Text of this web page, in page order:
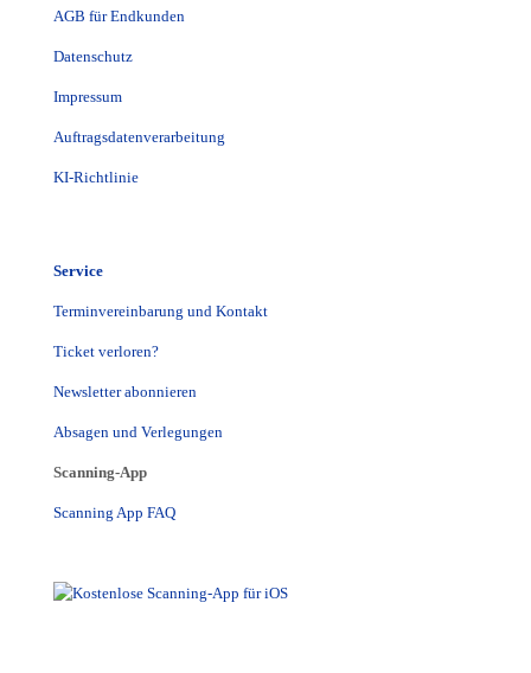
AGB für Endkunden
Datenschutz
Impressum
Auftragsdatenverarbeitung
KI-Richtlinie
Service
Terminvereinbarung und Kontakt
Ticket verloren?
Newsletter abonnieren
Absagen und Verlegungen
Scanning-App
Scanning App FAQ